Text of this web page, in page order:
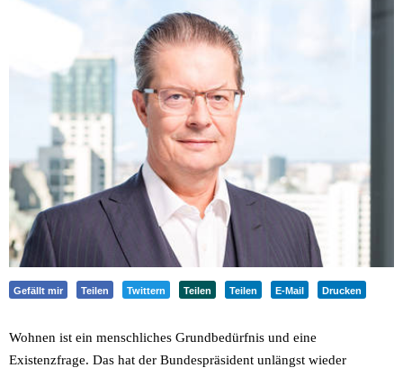
Gefällt mir Teilen Twittern Teilen Teilen E-Mail Drucken
Wohnen ist ein menschliches Grundbedürfnis und eine
Existenzfrage. Das hat der Bundespräsident unlängst wieder